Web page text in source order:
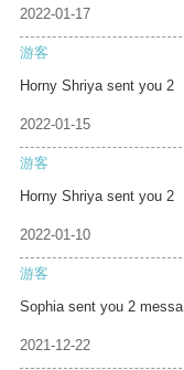
2022-01-17
游客
Horny Shriya sent you 2
2022-01-15
游客
Horny Shriya sent you 2
2022-01-10
游客
Sophia sent you 2 messa
2021-12-22